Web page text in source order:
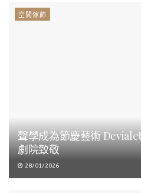
空間傢飾
聲學成為節慶藝術
劇院致敬
28/01/2026